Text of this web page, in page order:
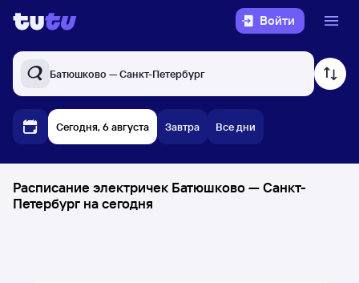
Войти
Батюшково — Санкт-Петербург
Сегодня, 6 августа Завтра Все дни
Расписание электричек Батюшково — Санкт-
Петербург на сегодня